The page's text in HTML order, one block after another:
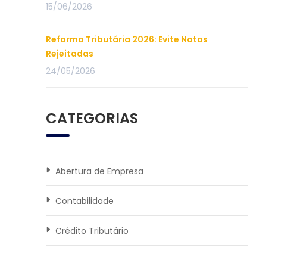
15/06/2026
Reforma Tributária 2026: Evite Notas
Rejeitadas
24/05/2026
CATEGORIAS
Abertura de Empresa
Contabilidade
Crédito Tributário